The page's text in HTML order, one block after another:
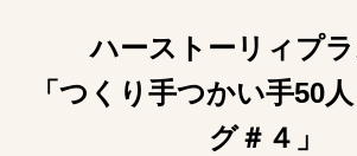
ハーストーリィプ
「つくり手つかい手50
グ＃４」